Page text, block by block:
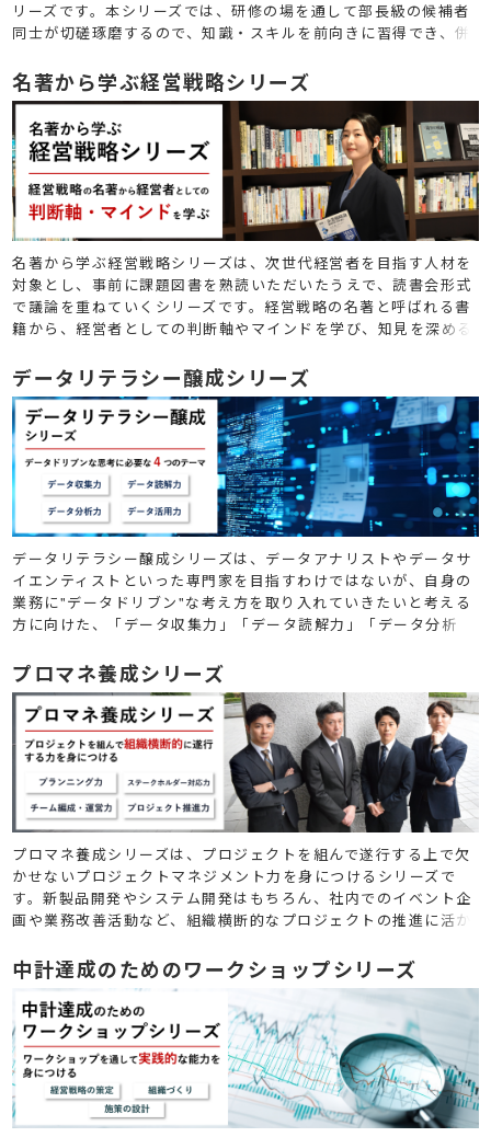
リーズです。本シリーズでは、研修の場を通して部長級の候補者
同士が切磋琢磨するので、知識・スキルを前向きに習得でき、併
能です。
名著から学ぶ経営戦略シリーズ
名著から学ぶ経営戦略シリーズは、次世代経営者を目指す人材を
対象とし、事前に課題図書を熟読いただいたうえで、読書会形式
で議論を重ねていくシリーズです。経営戦略の名著と呼ばれる書
籍から、経営者としての判断軸やマインドを学び、知見を深める
データリテラシー醸成シリーズ
データリテラシー醸成シリーズは、データアナリストやデータサ
イエンティストといった専門家を目指すわけではないが、自身の
業務に"データドリブン"な考え方を取り入れていきたいと考える
方に向けた、「データ収集力」「データ読解力」「データ分析
す。
プロマネ養成シリーズ
プロマネ養成シリーズは、プロジェクトを組んで遂行する上で欠
かせないプロジェクトマネジメント力を身につけるシリーズで
す。新製品開発やシステム開発はもちろん、社内でのイベント企
画や業務改善活動など、組織横断的なプロジェクトの推進に活か
中計達成のためのワークショップシリーズ